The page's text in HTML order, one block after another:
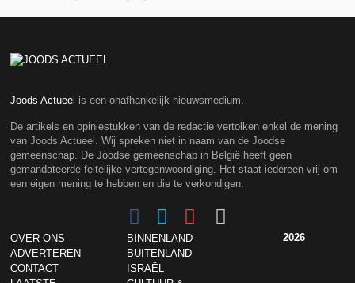
Joods Actueel is een onafhankelijk nieuwsmedium.
De artikels en opiniestukken van de redactie vertolken enkel de mening
van Joods Actueel. Wij spreken niet in naam van de Joodse
gemeenschap. De Joodse gemeenschap in België heeft geen
gemandateerde feitelijke vertegenwoordiging. Het staat iedereen vrij om
een eigen mening te hebben en die te verkondigen.
OVER ONS
ADVERTEREN
CONTACT
BINNENLAND
BUITENLAND
ISRAËL
2026